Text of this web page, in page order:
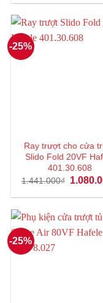
là:
-25%
Ray trượt cho cửa
Slido Fold 20VF
401.30.608
1.441.000₫ Giá
là:
-25%